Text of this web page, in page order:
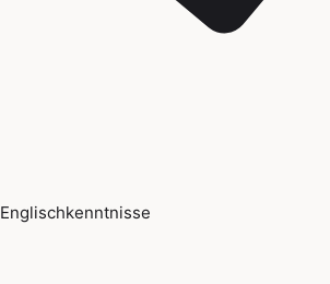
Englischkenntnisse